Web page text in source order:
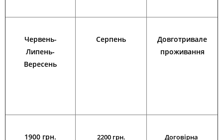
Червень-
Липень-
Вересень
Серпень
Довготривале
проживання
1900 грн. 2200 грн. Договірна